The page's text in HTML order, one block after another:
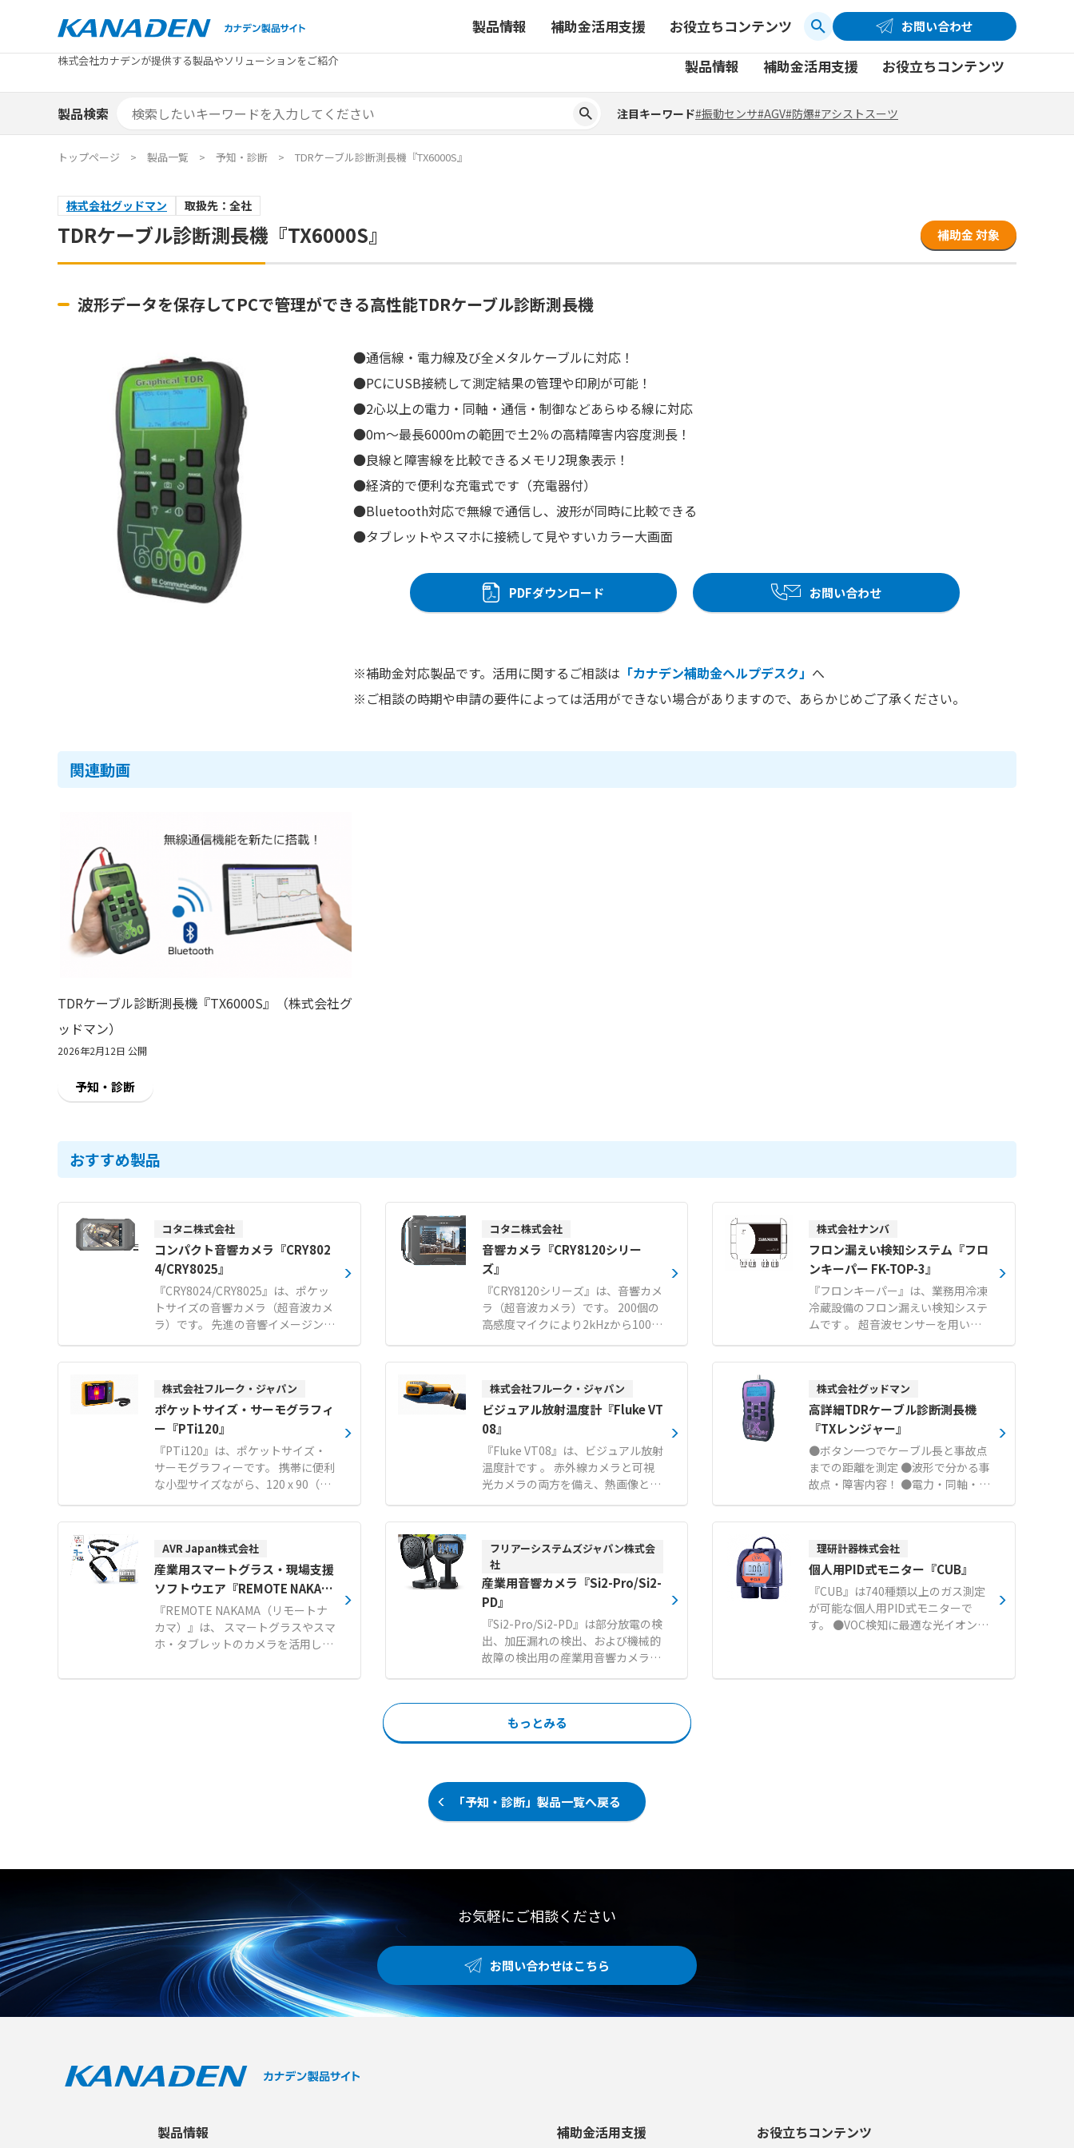
お問い合わせ
製品情報
カテゴリから探す メーカーから探す 事業から探す 製品一覧
エリア別おすすめ製品 特集
カタログ・技術資料
補助金活用支援
補助金検索システム 補助金対象製品一覧 補助金ヘルプデスク
お役立ちコンテンツ
トピックス お役立ちコラム 4コマ漫画でわかる取扱製品 社員ブログ
製品検索 注目キーワード#振動センサ#AGV#防爆#アシストスーツ
株式会社カナデンが提供する製品やソリューションをご紹介
コーポレートサイト お問い合わせ
製品情報
カテゴリから探す メーカーから探す 事業から探す 製品一覧
エリア別おすすめ製品
補助金活用支援
補助金検索システム 補助金対象製品一覧 補助金ヘルプデスク
お役立ちコンテンツ
トピックス お役立ちコラム 4コマ漫画でわかる取扱製品 社員ブログ
製品検索 注目キーワード#振動センサ#AGV#防爆#アシストスーツ
トップページ 製品一覧 予知・診断 TDRケーブル診断測長機『TX6000S』
株式会社グッドマン 取扱先：全社
TDRケーブル診断測長機『TX6000S』 補助金 対象
波形データを保存してPCで管理ができる高性能TDRケーブル診断測長機
●通信線・電力線及び全メタルケーブルに対応！
●PCにUSB接続して測定結果の管理や印刷が可能！
●2心以上の電力・同軸・通信・制御などあらゆる線に対応
●0ｍ～最長6000ｍの範囲で±2％の高精障害内容度測長！
●良線と障害線を比較できるメモリ2現象表示！
●経済的で便利な充電式です（充電器付）
●Bluetooth対応で無線で通信し、波形が同時に比較できる
●タブレットやスマホに接続して見やすいカラー大画面
PDFダウンロード お問い合わせ
※補助金対応製品です。活用に関するご相談は 「カナデン補助金ヘルプデスク」 へ
※ご相談の時期や申請の要件によっては活用ができない場合がありますので、あらかじめご了承ください。
関連動画
TDRケーブル診断測長機『TX6000S』（株式会社グ
ッドマン）
2026年2月12日 公開
予知・診断
おすすめ製品
コタニ株式会社
コンパクト音響カメラ『CRY802
4/CRY8025』
『CRY8024/CRY8025』は、ポケッ
トサイズの音響カメラ（超音波カメ
ラ）です。 先進の音響イメージング
技術により、目に見えない音を可視
化します。 64チャンネルのマイク
源の位置特定を行います。 圧縮空気
の漏れや部分放電などの異常を迅速
に特定し、安全な運用を確保できま
す。 自動周波数範囲選択を備えたイ
ンターフェースにより、スマートフ
ォンのように簡単に操作可能です。
IP54保護と1.5mの落下試験をクリ
アした頑丈な設計で、厳しい産業環
境に対応します。 WLANホットスポ
ットを介して現場で結果を共有でき
るほか、モバイルアプリでの検査報
告書の生成も容易です。 【特徴】
●64チャンネルのマイクアレイによ
る遠方音源のリアルタイムな可視化
●自動周波数範囲選択機能を備えた
スマートフォン感覚の簡単操作 ●IP
アした堅牢な設計 ●PCソフトウェ
コタニ株式会社
音響カメラ『CRY8120シリー
ズ』
『CRY8120シリーズ』は、音響カメ
ラ（超音波カメラ）です。 200個の
高感度マイクにより2kHzから100k
Hzまでの広帯域で超高解像度な音
響イメージングを実現します。 遠方
箇所をリアルタイムで可視化し、ト
ラブルによるダウンタイムを防止し
ます。 音響画像と熱画像を同時に同
期表示する機能を備え、多角的なア
プローチで検出精度を向上させま
す。 刷新されたユーザーフレンドリ
ーなインターフェースにより、漏れ
箇所の特定や部分放電のタイプ識別
をスムーズに行えます。 データの無
線送信に対応し、解析や報告書作成
などの後処理も容易です。 【特徴】
●200個の高感度マイクと100kHz
の広帯域がもたらす超高解像度イメ
ージング ●検出精度を高める音響画
像と熱画像のリアルタイム同期表示
機能 ●直感的な操作画面とワイヤレ
スデータ転送によるスムーズな点検
ワークフロー 【用途・事例】 ●配
漏れや真空漏れの迅速な特定 ●部分
放電の検出および放電タイプの識別
株式会社ナンバ
フロン漏えい検知システム『フロ
ンキーパー FK-TOP-3』
『フロンキーパー』は、業務用冷凍
冷蔵設備のフロン漏えい検知システ
ムです 。 超音波センサーを用いて
冷媒配管内のフラッシュガスをリア
ルタイムで監視し、熟練技術者でも
いを早期に検知します。 早期発見に
より、漏えい進行に伴う無駄な電力
消費を抑え、電気代の削減とともに
圧縮機の故障リスク低減に寄与しま
す。 収集したデータはIoTサーバー
へ自動送信され、パソコン等から多
店舗の稼働状況を一括管理可能で
す。 フロン排出抑制法に基づく3か
月に1回以上の簡易点検の代用とし
ても認められており、管理業務の効
率化を実現します。 【特徴】 ● 超
音波センサーによる10%程度の微量
な漏えいの早期検知 ● IoTによる24
時間常時監視と異常検知時のメール
通知機能 ● フロン排出抑制法にお
マーケット等の冷凍冷蔵設備におけ
株式会社フルーク・ジャパン
ポケットサイズ・サーモグラフィ
ー『PTi120』
『PTi120』は、ポケットサイズ・
サーモグラフィーです。 携帯に便利
な小型サイズながら、120 x 90（10,
800ピクセル）の赤外分解能を備え
たプロフェッショナル仕様の放射分
Dタッチスクリーンを搭載し、画面
をスワイプするだけで可視光線画像
と赤外線画像を合成するIR-Fusion
の調整が可能です。 Asset Tagging
機能により、QRコードのスキャン
で撮影データをアセットごとに自動
整理でき、報告書作成時間の短縮に
ラブルシューティング ● 毎日持ち
歩いて行う現場のアセット管理や定
現場からの迅速な画像共有とチーム
連携
株式会社フルーク・ジャパン
ビジュアル放射温度計『Fluke VT
08』
『Fluke VT08』は、ビジュアル放射
温度計です 。 赤外線カメラと可視
光カメラの両方を備え、熱画像と実
画像をリアルタイムでブレンドして
表示することで対象物を明確に区別
素）の高分解能により、旧型モデル
の12倍となる詳細な温度分布の確認
が可能です 。 2.5時間でフル充電が
可能なリチウムイオン電池を採用
し、5時間以上の連続駆動を実現し
ています 。 IP65の防塵・防水性能
と2mの落下試験をクリアする堅牢
性を備え、直射日光や雨天などの過
えます 。 片手で操作可能なコンパ
クトなサイズながら、フラッシュラ
画像と赤外線ヒートマップのリアル
タイムブレンド機能 ● 120×90ピ
クセルの高分解能による詳細な温度
ピクチャー）対応 【用途・事例】
過熱状態の可視化および温度分布の
場での信頼性の高い温度測定
株式会社グッドマン
高詳細TDRケーブル診断測長機
『TXレンジャー』
●ボタン一つでケーブル長と事故点
までの距離を測定 ●波形で分かる事
故点・障害内容！ ●電力・同軸・通
信・制御などあらゆる線に対応 ●端
末は機器接続・解放・短絡でも計測
の管理や印刷が可能 ●波形画像をパ
ソコンの画面にリアルタイムで表示
●経済的で便利な充電式です（充電
器付） ●Bluetooth対応で無線で通
信し、波形が同時に比較できる ●タ
ブレットやスマホに接続して見やす
AVR Japan株式会社
産業用スマートグラス・現場支援
ソフトウエア『REMOTE NAKAM
A（リモートナカマ）』
『REMOTE NAKAMA（リモートナ
カマ）』は、 スマートグラスやスマ
ホ・タブレットのカメラを活用し
イムに遠隔作業支援を可能にする革
し、作業者に指示やアドバイスをリ
アルタイムに行うことができます。
作業者のスマートグラスの映像を、
複数の場所から同時にREMOTE NA
KAMAにログインすることで多人数
によるリアルタイムなコミュニケー
ションも可能です。 ●ハンズフリー
操作 ユーザーはスマートグラスを
より、作業効率が向上し、遠隔作業
支援を受けながらも作業に集中でき
直感的な操作が可能です。
フリアーシステムズジャパン株式会
社
産業用音響カメラ『Si2-Pro/Si2-
PD』
『Si2-Pro/Si2-PD』は部分放電の検
出、加圧漏れの検出、および機械的
故障の検出用の産業用音響カメラで
す。 機械的なベアリングの問題や電
の大幅削減に役立ちます。施設内の
漏れを大幅に減らすこともできるた
め、圧縮空気やガス漏れに関連する
放電音を自動で識別 ●電気事業用途
にはSi2-PDが最適
理研計器株式会社
個人用PID式モニター『CUB』
『CUB』は740種類以上のガス測定
が可能な個人用PID式モニターで
す。 ●VOC検知に最適な光イオン化
人ばく露濃度の測定に最適 ●早い応
もっとみる
「予知・診断」製品一覧へ戻る
お気軽にご相談ください
お問い合わせはこちら
製品情報 補助金活用支援 お役立ちコンテンツ